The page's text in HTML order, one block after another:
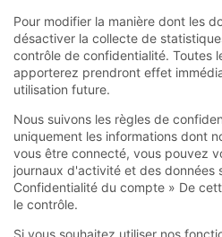
Pour modifier la manière dont les
désactiver la collecte de
contrôle de confidentialité. Toutes
apporterez prendront effet
utilisation future.
Nous suivons les règles de
uniquement les informations dont
vous être connecté, vous pouvez
journaux d'activité et des données
Confidentialité du compte » De
le contrôle.
Si vous souhaitez utiliser nos